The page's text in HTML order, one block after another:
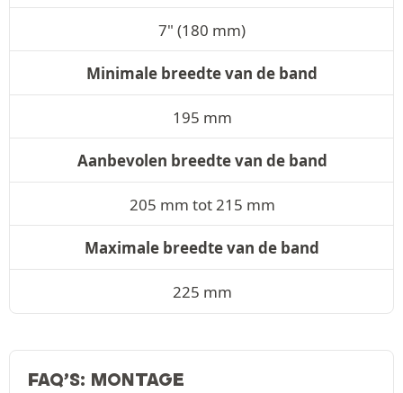
7" (180 mm)
Minimale breedte van de band
195 mm
Aanbevolen breedte van de band
205 mm tot 215 mm
Maximale breedte van de band
225 mm
FAQ’S: MONTAGE